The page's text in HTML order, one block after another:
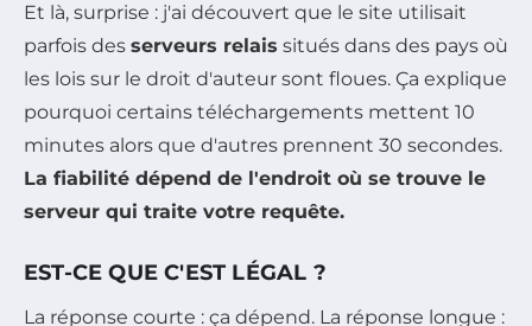
Et là, surprise : j'ai découvert que le site utilisait
parfois des serveurs relais situés dans des pays où
les lois sur le droit d'auteur sont floues. Ça explique
pourquoi certains téléchargements mettent 10
minutes alors que d'autres prennent 30 secondes.
La fiabilité dépend de l'endroit où se trouve le
serveur qui traite votre requête.
EST-CE QUE C'EST LÉGAL ?
La réponse courte : ça dépend. La réponse longue :